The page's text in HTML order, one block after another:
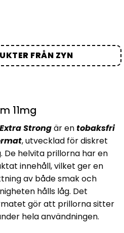
FRÅN ZYN
11mg
Strongär entobaksfri
, utvecklad för diskret
De helvita prillorna har en
innehåll, vilket ger en
av både smak och
hålls låg. Det
gör att prillorna sitter
hela användningen.